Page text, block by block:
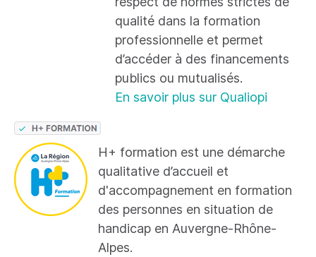
qualité dans la formation
professionnelle et permet
d’accéder à des financements
publics ou mutualisés.
En savoir plus sur Qualiopi
H+ formation est une démarche
qualitative d’accueil et
d'accompagnement en formation
des personnes en situation de
handicap en Auvergne-Rhône-
Alpes.